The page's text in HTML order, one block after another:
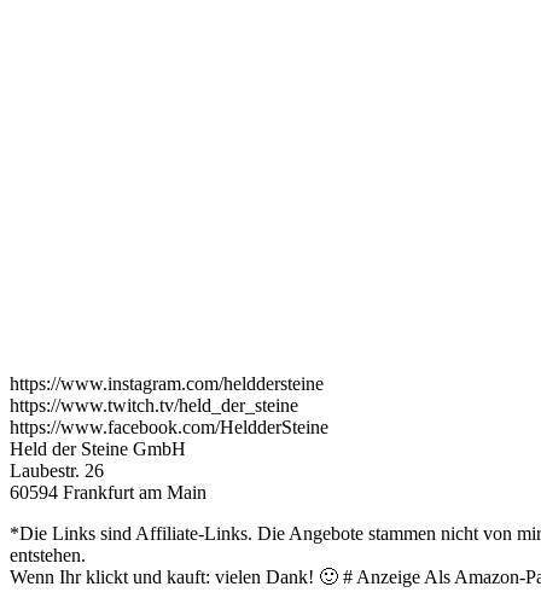
https://www.instagram.com/helddersteine
https://www.twitch.tv/held_der_steine
https://www.facebook.com/HeldderSteine
Held der Steine GmbH
Laubestr. 26
60594 Frankfurt am Main
*Die Links sind Affiliate-Links. Die Angebote stammen nicht von
entstehen.
Wenn Ihr klickt und kauft: vielen Dank! 🙂 # Anzeige Als Amazon-